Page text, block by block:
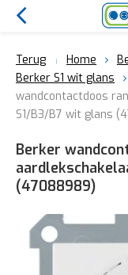
Terug Home
Berker S1 wit glans
wandcontactdoos
S1/B3/B7 wit glans
Berker
(47088989)